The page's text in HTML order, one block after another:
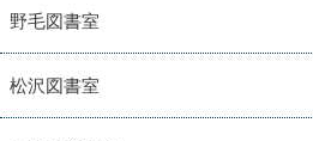
野毛図書室
松沢図書室